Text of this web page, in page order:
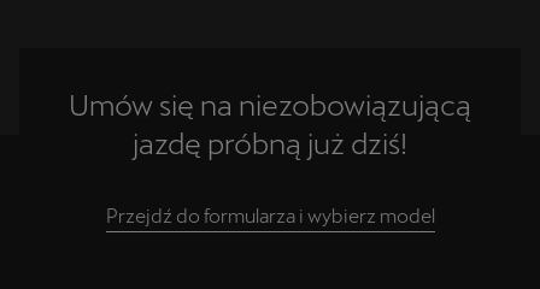
Umów się na niezobowiązującą
jazdę próbną już dziś!
Przejdź do formularza i wybierz model